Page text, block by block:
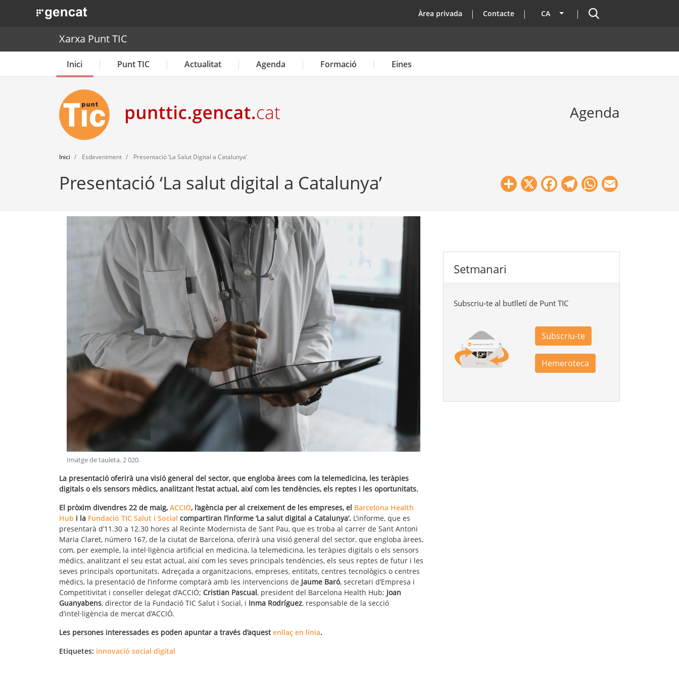
. Obre en una nova finestra. top
Àrea privada Contacte CA Llista les accions addicionals
Cercador
Xarxa Punt TIC
Inici Punt TIC Actualitat Agenda Formació Eines
Agenda
Inici Esdeveniment Presentació ‘La Salut Digital a Catalunya’
Presentació ‘La salut digital a Catalunya’ Share
X Facebook
Telegram
WhatsApp
Imatge de tauleta.2 020.
La presentació oferirà una visió general del sector, que engloba àrees com la telemedicina, les teràpies
digitals o els sensors mèdics, analitzant l’estat actual, així com les tendències, els reptes i les oportunitats.
El pròxim divendres 22 de maig, ACCIÓ, l’agència per al creixement de les empreses, el Barcelona Health
Hub i la Fundació TIC Salut i Social compartiran l’informe ‘La salut digital a Catalunya’. L’informe, que es
presentarà d’11.30 a 12.30 hores al Recinte Modernista de Sant Pau, que es troba al carrer de Sant Antoni
Maria Claret, número 167, de la ciutat de Barcelona, oferirà una visió general del sector, que engloba àrees,
com, per exemple, la intel·ligència artificial en medicina, la telemedicina, les teràpies digitals o els sensors
mèdics, analitzant el seu estat actual, així com les seves principals tendències, els seus reptes de futur i les
seves principals oportunitats. Adreçada a organitzacions, empreses, entitats, centres tecnològics o centres
mèdics, la presentació de l’informe comptarà amb les intervencions de Jaume Baró, secretari d’Empresa i
Competitivitat i conseller delegat d’ACCIÓ; Cristian Pascual, president del Barcelona Health Hub; Joan
Guanyabens, director de la Fundació TIC Salut i Social, i Inma Rodríguez, responsable de la secció
d’intel·ligència de mercat d’ACCIÓ.
Les persones interessades es poden apuntar a través d’aquestenllaç en línia.
Etiquetes: innovació social digital
Setmanari
Subscriu-te al butlletí de Punt TIC
Subscriu-te
Hemeroteca